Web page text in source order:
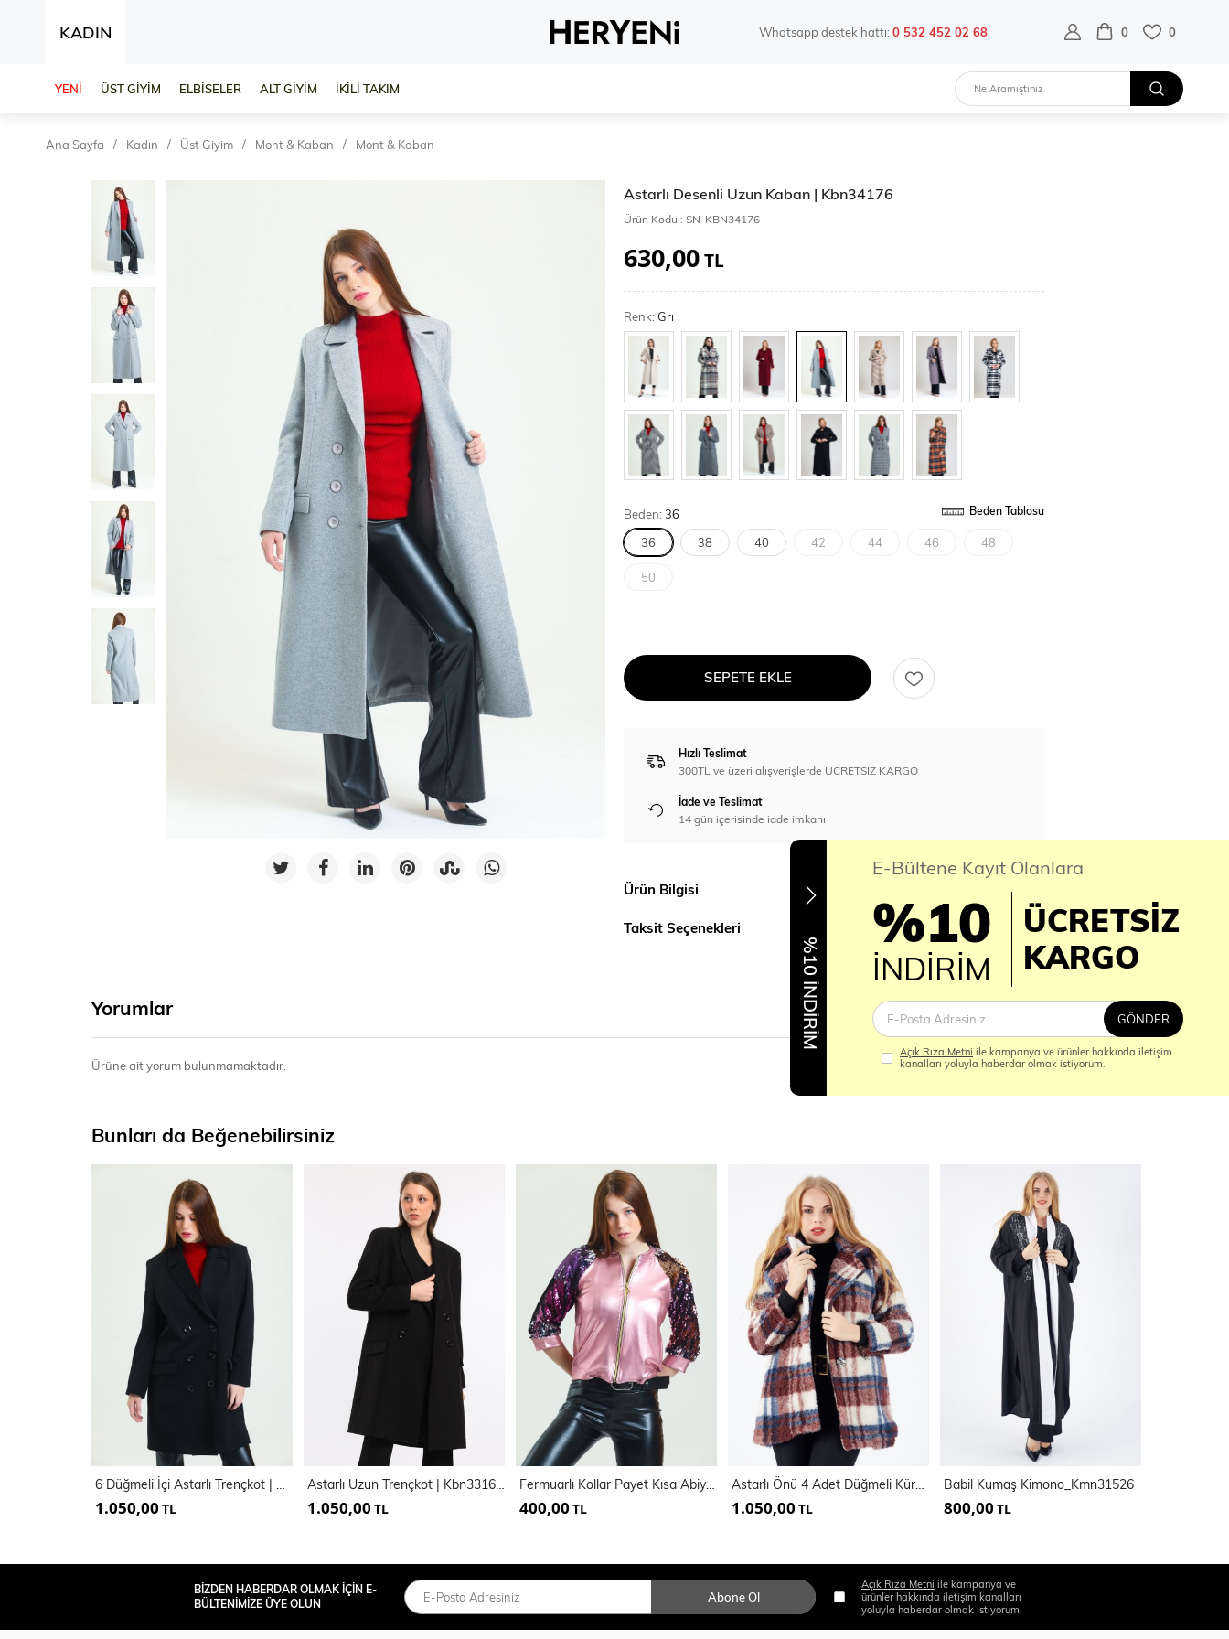
KADIN Whatsapp destek hattı:0 532 452 02 68 0 0
YENİ ÜST GİYİM ELBİSELER ALT GİYİM İKİLİ TAKIM
Ana Sayfa Kadın Üst Giyim Mont & Kaban Mont & Kaban
Astarlı Desenli Uzun Kaban | Kbn34176
Ürün Kodu : SN-KBN34176
630,00TL
Renk:Grı
Beden:36 Beden Tablosu
36 38 40 42 44 46 48
50
SEPETE EKLE
Hızlı Teslimat
300TL ve üzeri alışverişlerde ÜCRETSİZ KARGO
İade ve Teslimat
14 gün içerisinde iade imkanı
Ürün Bilgisi
Taksit Seçenekleri
Yorumlar
Ürüne ait yorum bulunmamaktadır.
Bunları da Beğenebilirsiniz
6 Düğmeli İçi Astarlı Trençkot | Kbn34605Yn
1.050,00 TL
Astarlı Uzun Trençkot | Kbn33166Yn
1.050,00 TL
Fermuarlı Kollar Payet Kısa Abiye Mont | Mnt31265
400,00 TL
Astarlı Önü 4 Adet Düğmeli Kürk Kaban
1.050,00 TL
Babil Kumaş Kimono_Kmn31526
800,00 TL
%10 İNDİRİM
E-Bültene Kayıt Olanlara
%10
İNDİRİM
ÜCRETSİZ
KARGO
GÖNDER
Açık Rıza Metni ile kampanya ve ürünler hakkında iletişim
kanalları yoluyla haberdar olmak istiyorum.
BİZDEN HABERDAR OLMAK İÇİN E-
BÜLTENİMİZE ÜYE OLUN
Abone Ol
Açık Rıza Metni ile kampanya ve
ürünler hakkında iletişim kanalları
yoluyla haberdar olmak istiyorum.